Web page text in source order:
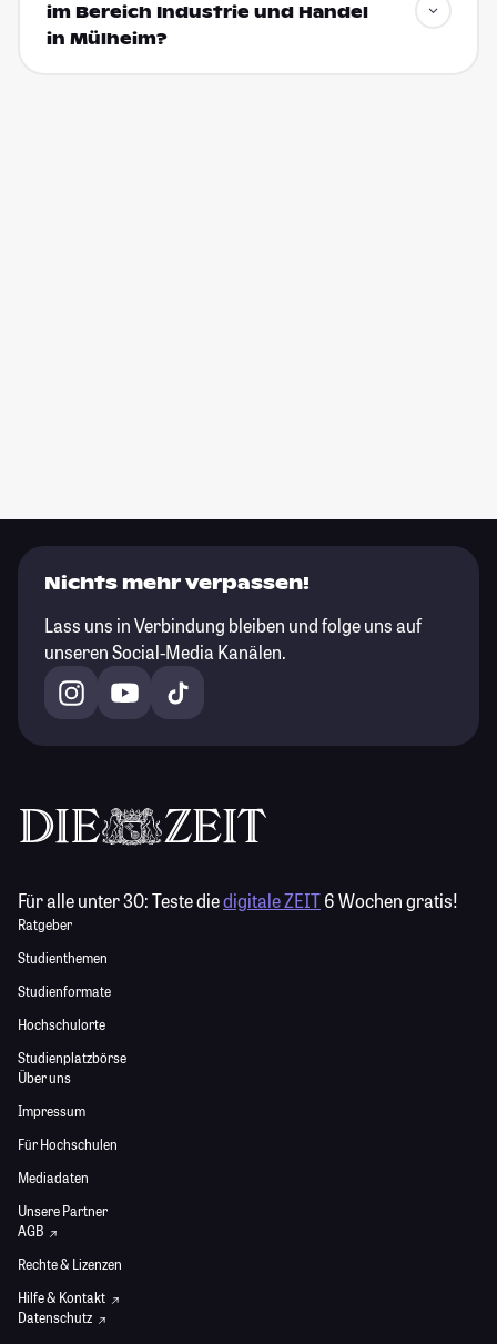
im Bereich Industrie und Handel
in Mülheim?
Nichts mehr verpassen!
Lass uns in Verbindung bleiben und folge uns auf
unseren Social-Media Kanälen.
Für alle unter 30:Teste diedigitale ZEIT6 Wochen gratis!
Ratgeber
Studienthemen
Studienformate
Hochschulorte
Studienplatzbörse
Über uns
Impressum
Für Hochschulen
Mediadaten
Unsere Partner
AGB
Rechte & Lizenzen
Hilfe & Kontakt
Datenschutz